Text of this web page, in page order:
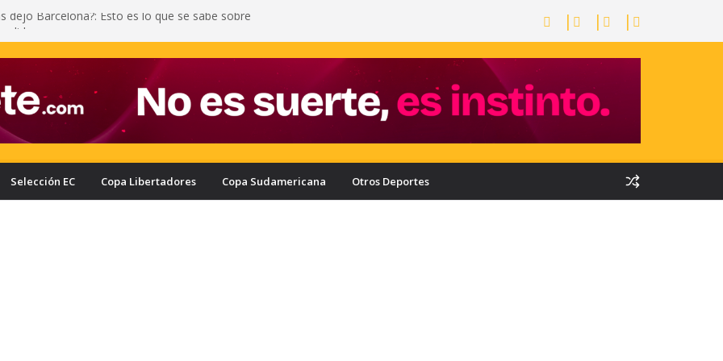
dejó Barcelona?: Esto es lo que se sabe sobre
el ecuatoriano
motivo por el que Enner Valencia no regresaría a
Liga de Quito y Delfín terminó mal: a Juan
le echaron gas lacrimógeno
Selección EC Copa Libertadores Copa Sudamericana Otros Deportes